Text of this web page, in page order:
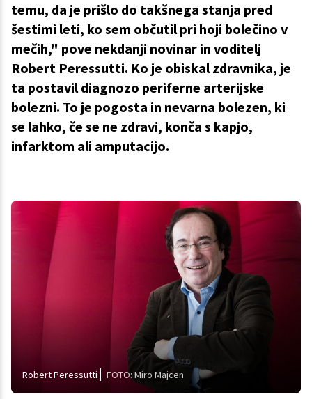
temu, da je prišlo do takšnega stanja pred
šestimi leti, ko sem občutil pri hoji bolečino v
mečih," pove nekdanji novinar in voditelj
Robert Peressutti. Ko je obiskal zdravnika, je
ta postavil diagnozo periferne arterijske
bolezni. To je pogosta in nevarna bolezen, ki
se lahko, če se ne zdravi, konča s kapjo,
infarktom ali amputacijo.
Robert Peressutti FOTO: Miro Majcen